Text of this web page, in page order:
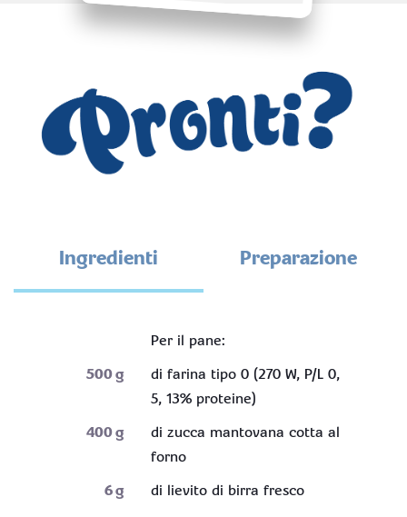
Ingredienti Preparazione
Per il pane:
500g
di farina tipo 0 (270 W, P/L 0,
5, 13% proteine)
400g
di zucca mantovana cotta al
forno
6g
di lievito di birra fresco